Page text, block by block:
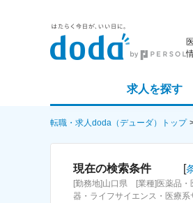
求人を探す
詳細条件から探す
求人特集から探す
転職・求人doda（デューダ）トップ
現在の検索条件 [
[勤務地]山口県 [業種]医薬品・
器・ライフサイエンス・医療系